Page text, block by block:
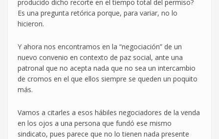
producido dicho recorte en el tiempo total del permiso?
Es una pregunta retórica porque, para variar, no lo
hicieron.
Y ahora nos encontramos en la “negociación” de un
nuevo convenio en contexto de paz social, ante una
patronal que no acepta nada que no sea un intercambio
de cromos en el que ellos siempre se queden un poquito
más.
Vamos a citarles a esos hábiles negociadores de la venda
en los ojos a una persona que fundó ese mismo
sindicato, pues parece que no lo tienen nada presente